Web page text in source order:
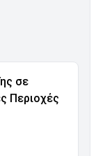
σε
Περιοχές